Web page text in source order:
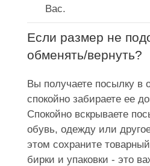
Вас.
Если размер не
обменять/вернуть?
Вы получаете посылку в
спокойно забираете ее
Спокойно вскрываете
обувь, одежду или
этом сохраните
бирки и упаковки - это